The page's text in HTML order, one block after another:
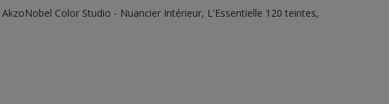
Color Studio - Nuancier Intérieur, L'Essentielle 120 teintes,